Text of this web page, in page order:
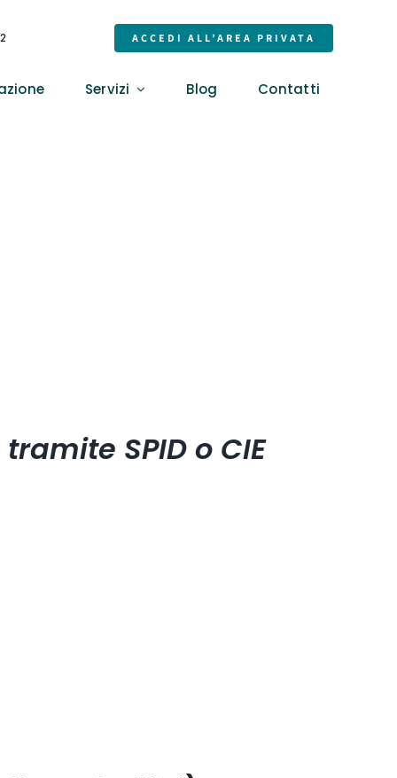
ACCEDI ALL’AREA PRIVATA
Servizi Blog Contatti
SPID o CIE